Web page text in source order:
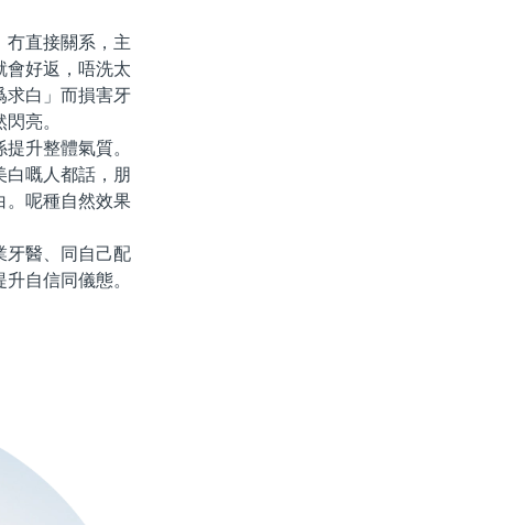
直接關系，主
會好返，唔洗太
求白」而損害牙
亮。
升整體氣質。
白嘅人都話，朋
。呢種自然效果
醫、同自己配
自信同儀態。